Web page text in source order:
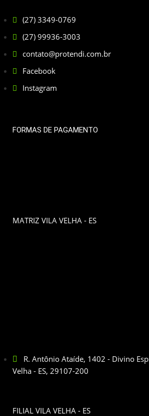
(27) 3349-0769
(27) 99936-3003
contato@protendi.com.br
Facebook
Instagram
FORMAS DE PAGAMENTO
MATRIZ VILA VELHA - ES
R. Antônio Ataíde, 1402 - Divino
Velha - ES, 29107-200
FILIAL VILA VELHA - ES